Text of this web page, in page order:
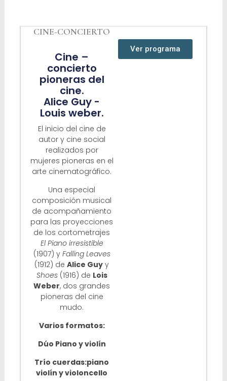
CINE-CONCIERTO
Cine –
concierto
pioneras del
cine.
Alice Guy -
Louis weber.
El inicio del cine de
autor y cine social
realizados por
mujeres pioneras en el
arte cinematográfico.
Una especial
composición musical
de acompañamiento
para las proyecciones
de los cortometrajes
El Piano irresistible
(1907) y Falling Leaves
(1912) deAlice Guy y
Shoes(1916) de Lois
Weber, dos grandes
pioneras del cine
mudo.
Varios formatos:
Dúo Piano y violín
Trío cuerdas:piano
violín y violoncello
Ver programa